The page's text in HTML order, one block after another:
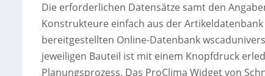
Die erforderlichen Datensätze samt den
Konstrukteure einfach aus der
bereitgestellten Online-Datenbank
jeweiligen Bauteil ist mit einem Knopfdruck
Planungsprozess. Das ProClima Widget von